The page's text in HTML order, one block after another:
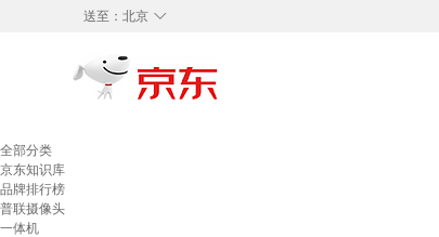
◇
送至： 北京
全部分类
京东知识库
品牌排行榜
普联摄像头
一体机